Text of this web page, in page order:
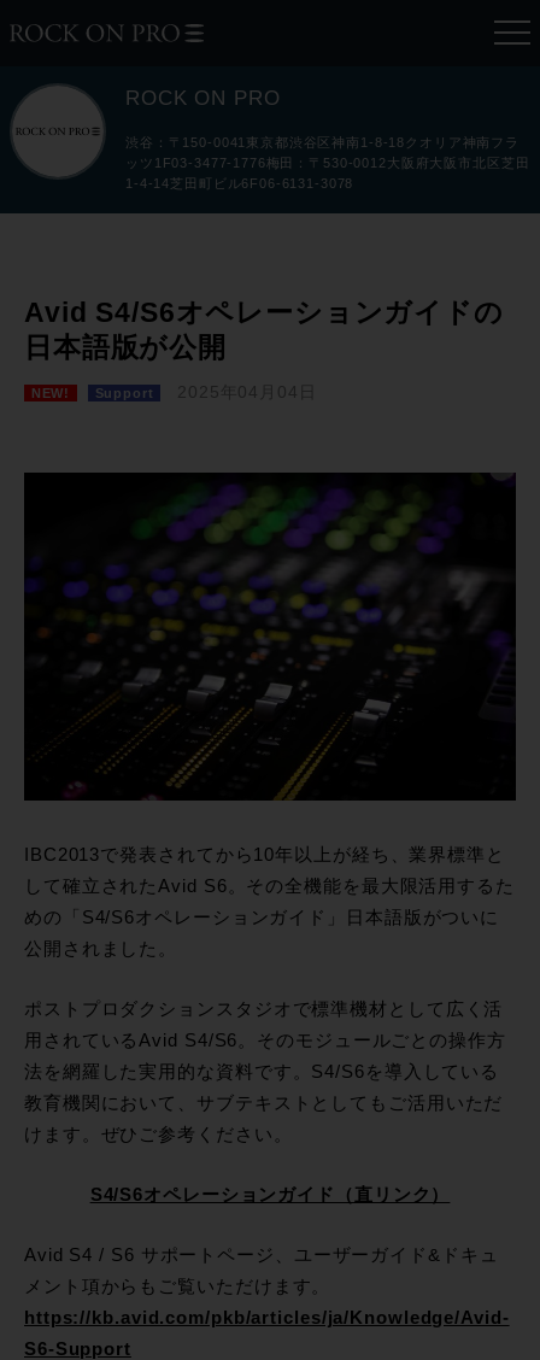
ROCK ON PRO
渋谷：〒150-0041東京都渋谷区神南1-8-18クオリア神南フラ
ッツ1F03-3477-1776梅田：〒530-0012大阪府大阪市北区芝田
1-4-14芝田町ビル6F06-6131-3078
Avid S4/S6オペレーションガイドの
日本語版が公開
NEW! Support 2025年04月04日
IBC2013で発表されてから10年以上が経ち、業界標準と
して確立されたAvid S6。その全機能を最大限活用するた
めの「S4/S6オペレーションガイド」日本語版がついに
公開されました。
ポストプロダクションスタジオで標準機材として広く活
用されているAvid S4/S6。そのモジュールごとの操作方
法を網羅した実用的な資料です。S4/S6を導入している
教育機関において、サブテキストとしてもご活用いただ
けます。ぜひご参考ください。
S4/S6オペレーションガイド（直リンク）
Avid S4 / S6 サポートページ、ユーザーガイド&ドキュ
メント項からもご覧いただけます。
https://kb.avid.com/pkb/articles/ja/Knowledge/Avid-
S6-Support